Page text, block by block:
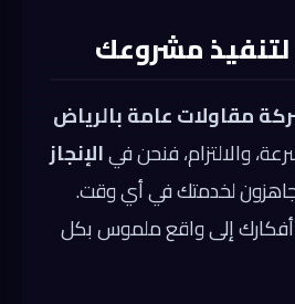
لتنفيذ مشروعك
مقاولات عامة بالرياض
والالتزام، فنحن فيالإنجاز
لخدمتك في أي وقت.
إلى واقع ملموس بكل